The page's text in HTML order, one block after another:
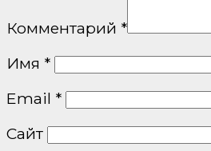
Комментарий *
Имя *
Email *
Сайт